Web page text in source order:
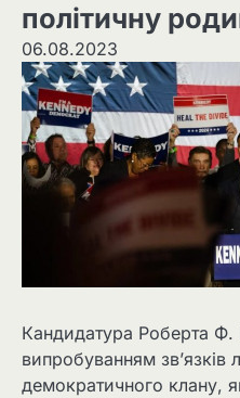
політичну
06.08.2023
Кандидатура Роберта Ф.
випробуванням зв’язків
демократичного клану,